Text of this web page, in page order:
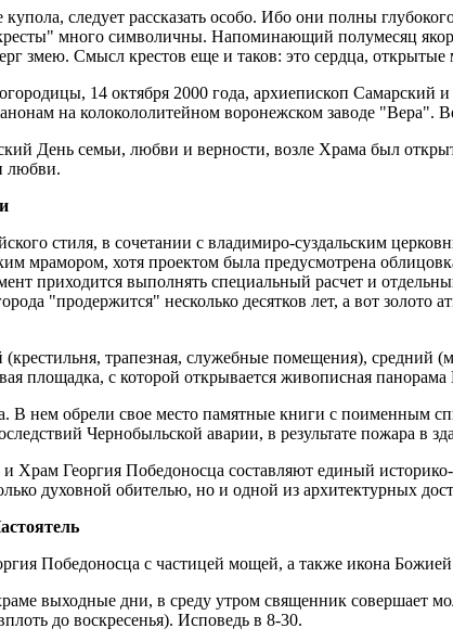
следует рассказать особо. Ибо они полны
много символичны. Напоминающий полумесяц
змею. Смысл крестов еще и таков: это сердца, открытые
14 октября 2000 года, архиепископ
на колокололитейном воронежском заводе
День семьи, любви и верности, возле Храма был
любви.
стиля, в сочетании с владимиро-суздальским
мрамором, хотя проектом была предусмотрена
приходится выполнять специальный расчет и
"продержится" несколько десятков лет, а вот
трапезная, служебные помещения), средний
площадка, с которой открывается живописная
В нем обрели свое место памятные книги с поименным
Чернобыльской аварии, в результате пожара в
Храм Георгия Победоносца составляют единый
духовной обителью, но и одной из архитектурных
Победоносца с частицей мощей, а также икона
выходные дни, в среду утром священник совершает
до воскресенья). Исповедь в 8-30.